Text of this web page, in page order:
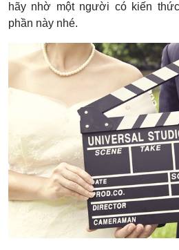
hãy nhờ một người có kiến
phần này nhé.